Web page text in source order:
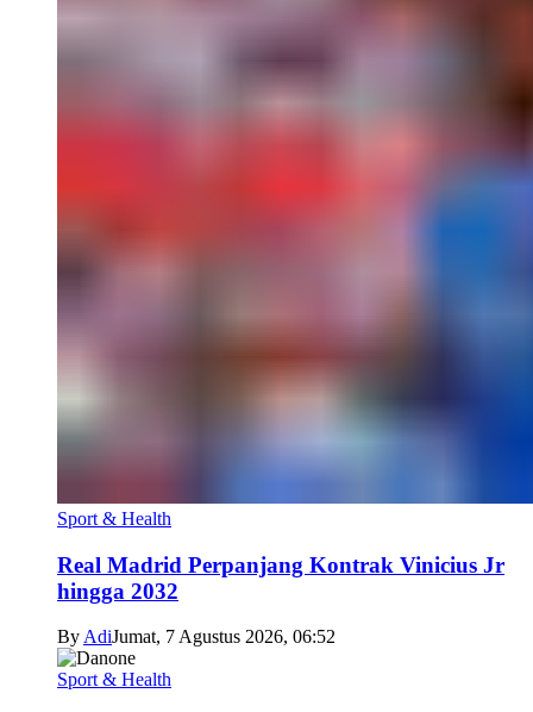
Sport & Health
Real Madrid Perpanjang Kontrak Vinicius Jr
hingga 2032
ByAdiJumat, 7 Agustus 2026, 06:52
Sport & Health